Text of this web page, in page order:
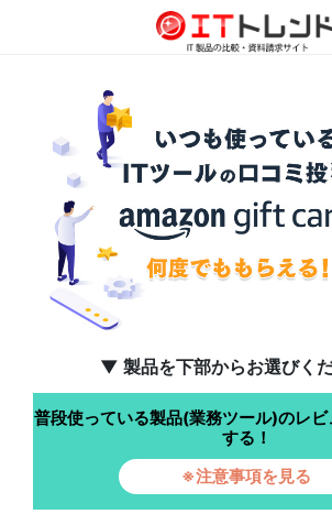
▼ 製品を下部からお選びく
普段使っている製品(業務ツール)のレ
する！
※注意事項を見る